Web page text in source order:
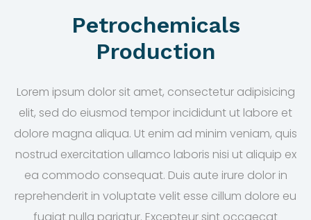
Petrochemicals
Production
Lorem ipsum dolor sit amet, consectetur adipisicing
elit, sed do eiusmod tempor incididunt ut labore et
dolore magna aliqua. Ut enim ad minim veniam, quis
nostrud exercitation ullamco laboris nisi ut aliquip ex
ea commodo consequat. Duis aute irure dolor in
reprehenderit in voluptate velit esse cillum dolore eu